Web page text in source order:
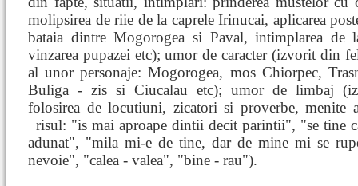
molipsirea de riie de la caprele Irinucai, aplicarea
bataia dintre Mogorogea si Paval, intimplarea de
vinzarea pupazei etc); umor de caracter (izvorit din
al unor personaje: Mogorogea, mos Chiorpec,
Buliga - zis si Ciucalau etc); umor de limbaj
folosirea de locutiuni, zicatori si proverbe, menite
risul: "is mai aproape dintii decit parintii", "se tine
adunat", "mila mi-e de tine, dar de mine mi se
nevoie", "calea - valea", "bine - rau").